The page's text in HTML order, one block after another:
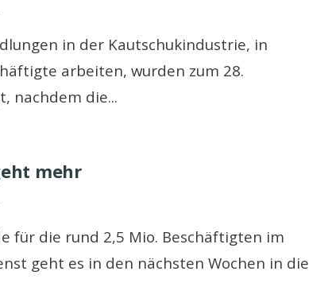
in der Kautschukindustrie, in
arbeiten, wurden zum 28.
nachdem die...
mehr
für die rund 2,5 Mio. Beschäftigten im
geht es in den nächsten Wochen in die